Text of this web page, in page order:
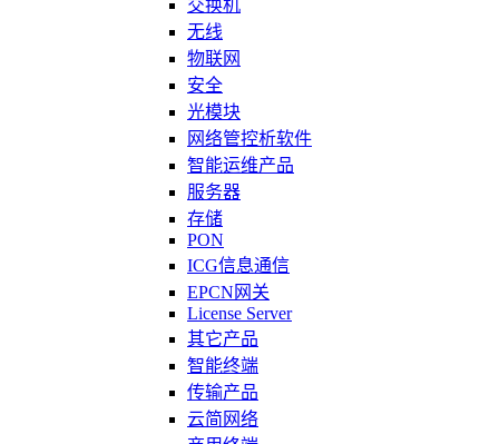
交换机
无线
物联网
安全
光模块
网络管控析软件
智能运维产品
服务器
存储
PON
ICG信息通信
EPCN网关
License Server
其它产品
智能终端
传输产品
云简网络